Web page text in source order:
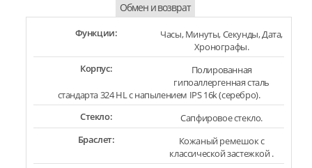
Обмен и возврат
Функции:
Часы, Минуты, Секунды, Дата,
Хронографы.
Корпус:
Полированная
гипоаллергенная сталь
стандарта 324 HL с напылением IPS 16k (серебро).
Стекло:
Сапфировое стекло.
Браслет:
Кожаный ремешок с
классической застежкой .